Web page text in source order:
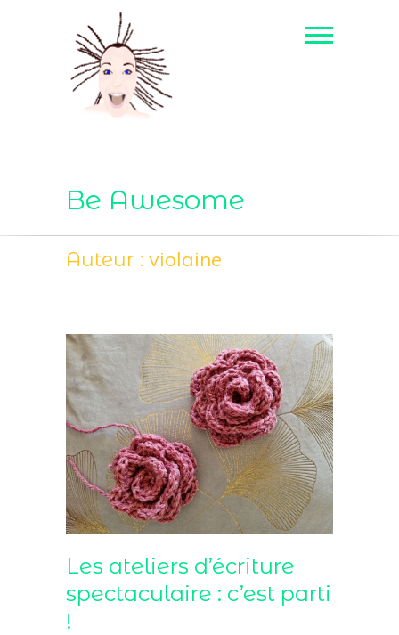
Be Awesome
Auteur : violaine
Les ateliers d’écriture
spectaculaire : c’est parti
!